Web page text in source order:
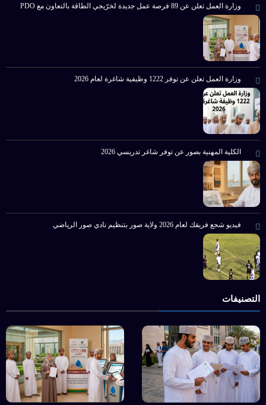
وزارة العمل تعلن عن 89 فرصة عمل جديدة لخرّيجي الطاقة بالتعاون مع PDO
وزارة العمل تعلن عن توفر 1222 وظيفية شاغرة لعام 2026
الكلية المهنية بصور عن توفر شاغر تدريسي 2026
فيديو شجع فريقك لعام 2026 ولاية صور بتنظيم نادي صور الرياضي
التصنيفات